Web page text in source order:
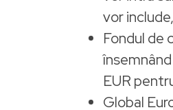
vor
Fondul de
EUR
Global